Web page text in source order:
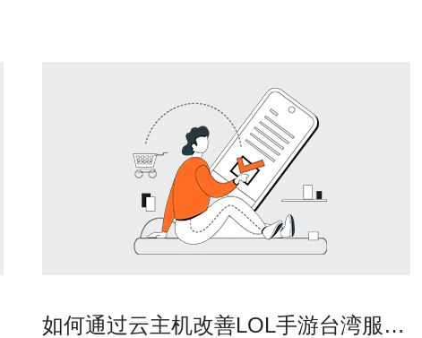
如何通过云主机改善LOL手游台湾服务